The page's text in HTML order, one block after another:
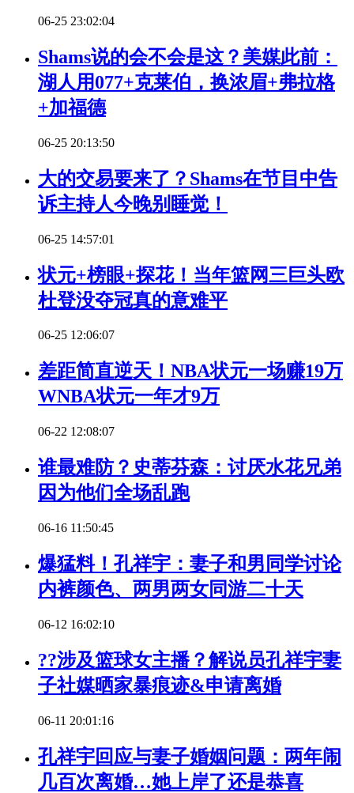
06-25 23:02:04
Shams说的会不会是这？美媒此前：
湖人用077+克莱伯，换浓眉+弗拉格
+加福德
06-25 20:13:50
大的交易要来了？Shams在节目中告
诉主持人今晚别睡觉！
06-25 14:57:01
状元+榜眼+探花！当年篮网三巨头欧
杜登没夺冠真的意难平
06-25 12:06:07
差距简直逆天！NBA状元一场赚19万
WNBA状元一年才9万
06-22 12:08:07
谁最难防？史蒂芬森：讨厌水花兄弟
因为他们全场乱跑
06-16 11:50:45
爆猛料！孔祥宇：妻子和男同学讨论
内裤颜色、两男两女同游二十天
06-12 16:02:10
??涉及篮球女主播？解说员孔祥宇妻
子社媒晒家暴痕迹&申请离婚
06-11 20:01:16
孔祥宇回应与妻子婚姻问题：两年闹
几百次离婚…她上岸了还是恭喜